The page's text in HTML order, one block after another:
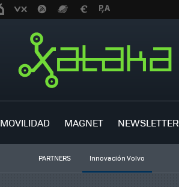
MOVILIDAD MAGNET NEWSLETTER
PARTNERS Innovación Volvo